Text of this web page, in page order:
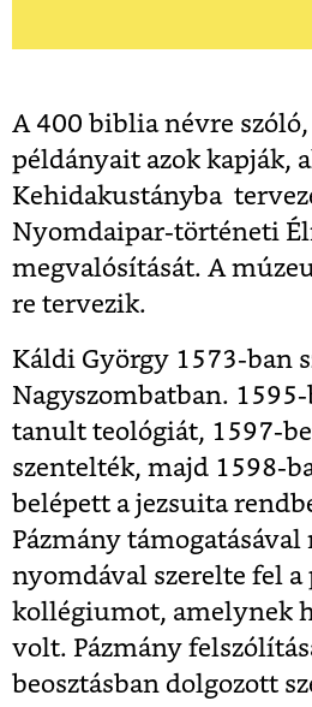
A 400 biblia névre
példányait azok kapják,
Kehidakustányba
Nyomdaipar-történeti
megvalósítását. A
re tervezik.
Káldi György 1573-ban
Nagyszombatban. 1595-
tanult teológiát, 1597-
szentelték, majd 1598-
belépett a jezsuita
Pázmány
nyomdával szerelte fel a
kollégiumot, amelynek
volt. Pázmány
beosztásban dolgozott